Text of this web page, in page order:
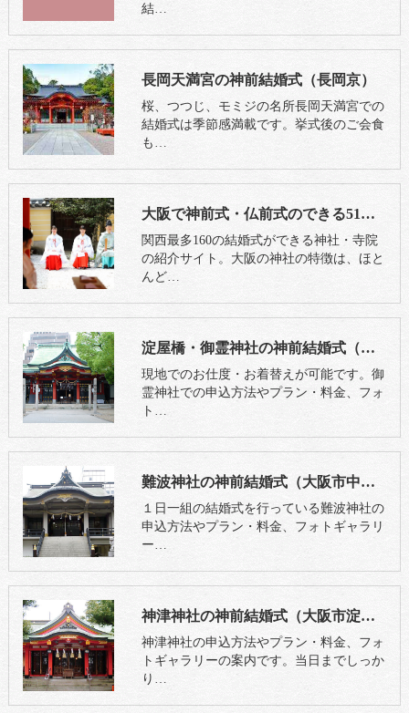
結…
長岡天満宮の神前結婚式（長岡京）
桜、つつじ、モミジの名所長岡天満宮での
結婚式は季節感満載です。挙式後のご会食
も…
大阪で神前式・仏前式のできる51社寺の紹介｜三々九度・大阪
関西最多160の結婚式ができる神社・寺院
の紹介サイト。大阪の神社の特徴は、ほと
んど…
淀屋橋・御霊神社の神前結婚式（大阪市中央区）
現地でのお仕度・お着替えが可能です。御
霊神社での申込方法やプラン・料金、フォ
ト…
難波神社の神前結婚式（大阪市中央区）
１日一組の結婚式を行っている難波神社の
申込方法やプラン・料金、フォトギャラリ
ー…
神津神社の神前結婚式（大阪市淀川区）
神津神社の申込方法やプラン・料金、フォ
トギャラリーの案内です。当日までしっか
り…